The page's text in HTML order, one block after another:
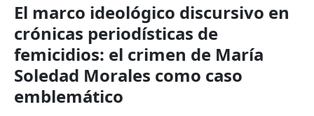
El marco ideológico discursivo en
crónicas periodísticas de
femicidios: el crimen de María
Soledad Morales como caso
emblemático